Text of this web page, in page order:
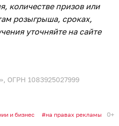
количестве призов или
розыгрыша, сроках,
уточняйте на сайте
ОГРН 1083925027999
и бизнес на правах рекламы 0+